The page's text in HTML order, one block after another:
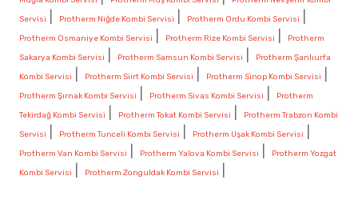
Servisi
Protherm Niğde Kombi Servisi Protherm Ordu Kombi Servisi
Protherm Osmaniye Kombi Servisi Protherm Rize Kombi Servisi
Protherm
Sakarya Kombi Servisi
Protherm Samsun Kombi Servisi
Protherm Şanlıurfa
Kombi Servisi
Protherm Siirt Kombi Servisi Protherm Sinop Kombi Servisi
Protherm Şırnak Kombi Servisi Protherm Sivas Kombi Servisi
Protherm
Tekirdağ Kombi Servisi
Protherm Tokat Kombi Servisi
Protherm Trabzon Kombi
Servisi
Protherm Tunceli Kombi Servisi Protherm Uşak Kombi Servisi
Protherm Van Kombi Servisi Protherm Yalova Kombi Servisi
Protherm Yozgat
Kombi Servisi
Protherm Zonguldak Kombi Servisi